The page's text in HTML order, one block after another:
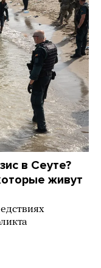
в Сеуте?
живут